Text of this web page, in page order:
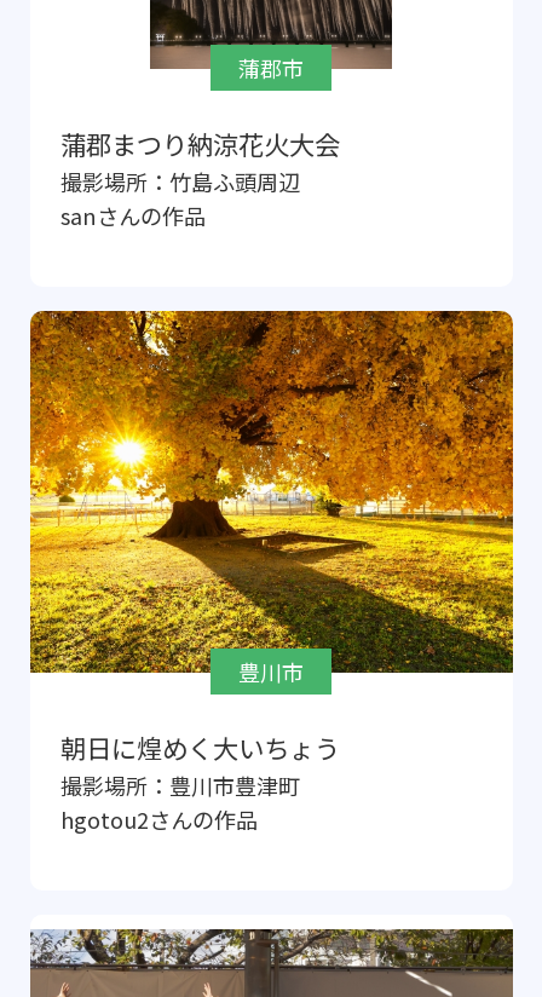
蒲郡市
蒲郡まつり納涼花火大会
撮影場所： 竹島ふ頭周辺
sanさんの作品
豊川市
朝日に煌めく大いちょう
撮影場所： 豊川市豊津町
hgotou2さんの作品